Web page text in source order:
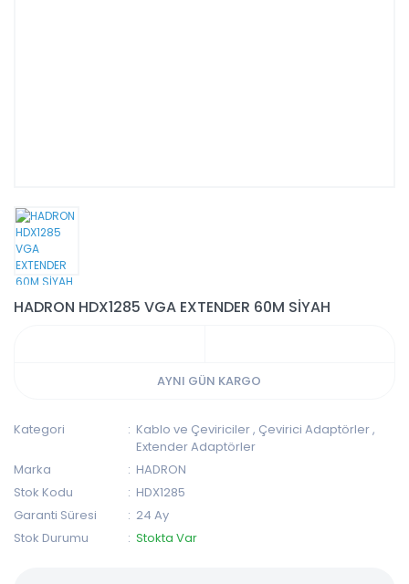
HADRON HDX1285 VGA EXTENDER 60M SİYAH
AYNI GÜN KARGO
Kategori Kablo ve Çeviriciler, Çevirici Adaptörler,
Extender Adaptörler
Marka
HADRON
Stok Kodu
HDX1285
Garanti Süresi
24 Ay
Stok Durumu
Stokta Var